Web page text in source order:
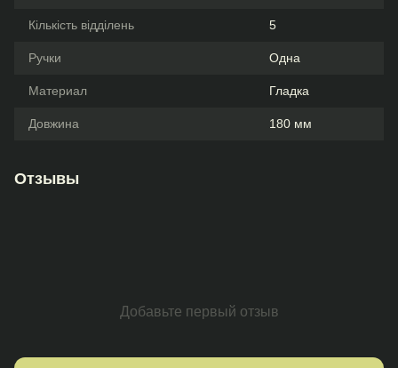
Кількість відділень 5
Ручки Одна
Материал Гладка
Довжина 180 мм
Отзывы
Добавьте первый отзыв